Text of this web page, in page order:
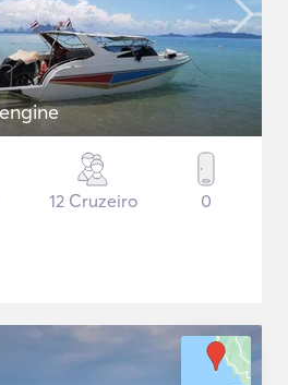
12 Cruzeiro 0